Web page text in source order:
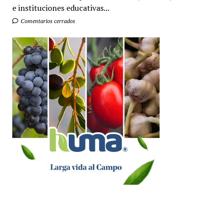
e instituciones educativas...
Comentarios cerrados